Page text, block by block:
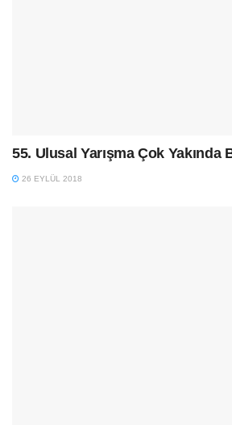
55. Ulusal Yarışma Çok Yakında
26 EYLÜL 2018